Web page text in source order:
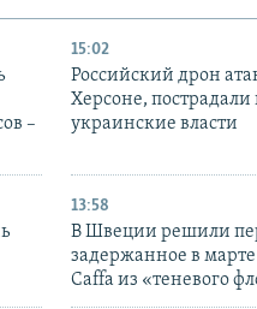
–
15:02
Российский дрон
Херсоне, пострадали
украинские власти
13:58
В Швеции решили
задержанное в марте
Caffa из «теневого